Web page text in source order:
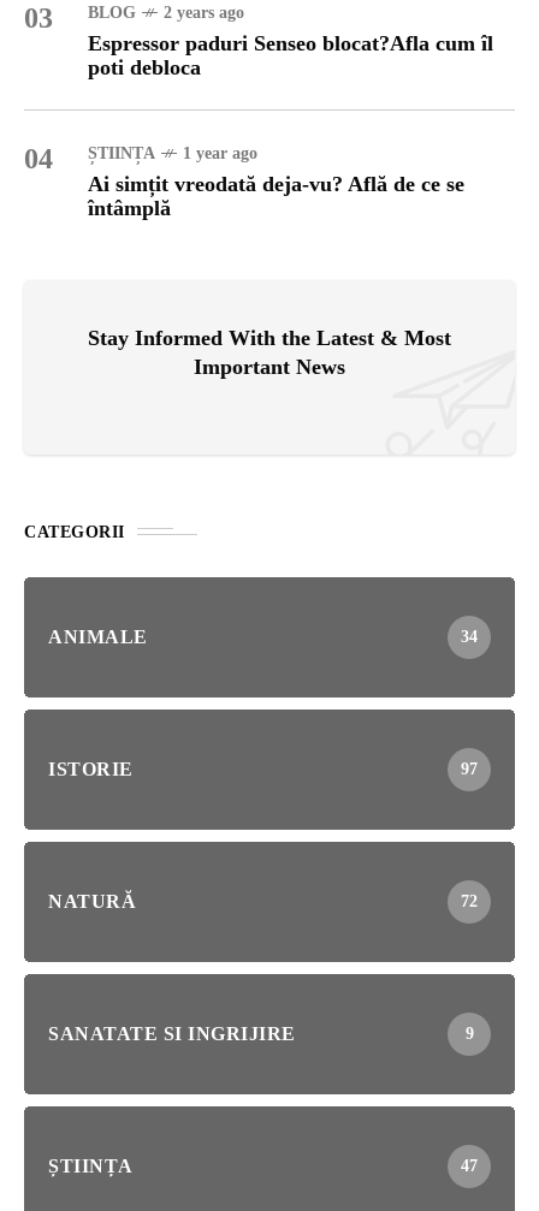
03 BLOG 2 years ago
Espressor paduri Senseo blocat?Afla cum îl
poti debloca
04 ȘTIINȚA 1 year ago
Ai simțit vreodată deja-vu? Află de ce se
întâmplă
Stay Informed With the Latest & Most
Important News
CATEGORII
ANIMALE 34
ISTORIE 97
NATURĂ 72
SANATATE SI INGRIJIRE 9
ȘTIINȚA 47